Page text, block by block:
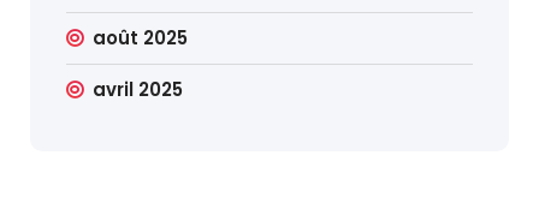
août 2025
avril 2025